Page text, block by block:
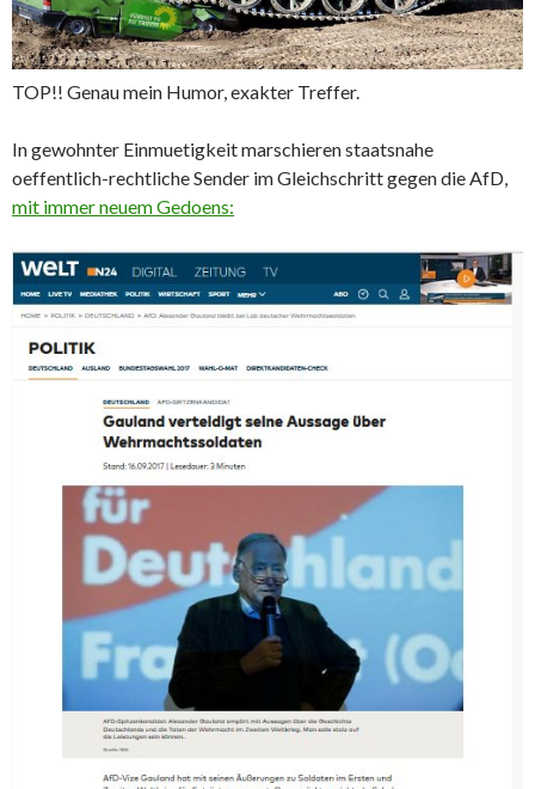
TOP!! Genau mein Humor, exakter Treffer.
In gewohnter Einmuetigkeit marschieren staatsnahe
oeffentlich-rechtliche Sender im Gleichschritt gegen die AfD,
mit immer neuem Gedoens: